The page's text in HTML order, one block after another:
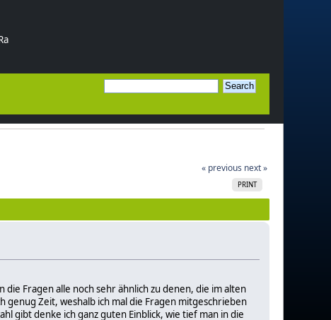
« previous next »
PRINT
Fragen alle noch sehr ähnlich zu denen, die im alten
genug Zeit, weshalb ich mal die Fragen mitgeschrieben
gibt denke ich ganz guten Einblick, wie tief man in die